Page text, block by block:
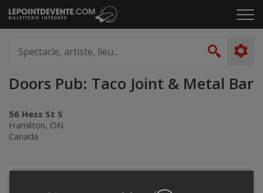
Passer
au
le
artiste,
lieu...
Doors Pub: Taco Joint & Metal Bar
56 Hess St S
Hamilton, ON
Canada